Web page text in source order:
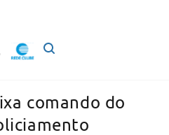
comando do